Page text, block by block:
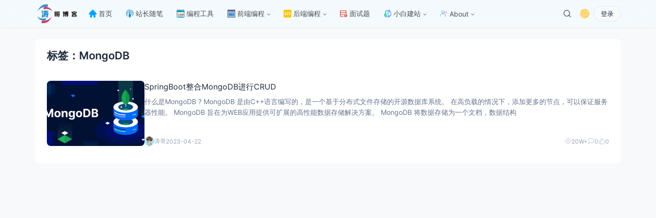
首页 站长随笔 编程工具 前端编程 后端编程 面试题 小白建站 About 登录
标签：MongoDB
SpringBoot整合MongoDB进行CRUD
什么是MongoDB ? MongoDB 是由C++语言编写的，是一个基于分布式文件存储的开源数据库系统。 在高负载的情况下，添加更多的节点，可以保证服务
器性能。 MongoDB 旨在为WEB应用提供可扩展的高性能数据存储解决方案。 MongoDB 将数据存储为一个文档，数据结构
涛哥2023-04-22 20W+ 0 0